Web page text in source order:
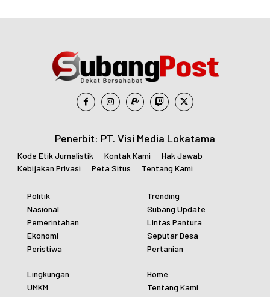
Penerbit: PT. Visi Media Lokatama
Kode Etik Jurnalistik Kontak Kami
Hak Jawab
Kebijakan Privasi
Peta Situs Tentang Kami
Politik
Nasional
Pemerintahan
Ekonomi
Peristiwa
Trending
Subang Update
Lintas Pantura
Seputar Desa
Pertanian
Lingkungan
UMKM
Home
Tentang Kami